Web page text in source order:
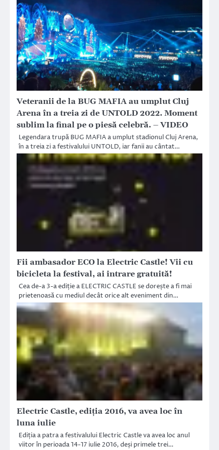
Veteranii de la BUG MAFIA au umplut Cluj
Arena în a treia zi de UNTOLD 2022. Moment
sublim la final pe o piesă celebră. – VIDEO
Legendara trupă BUG MAFIA a umplut stadionul Cluj Arena,
în a treia zi a festivalului UNTOLD, iar fanii au cântat…
Fii ambasador ECO la Electric Castle! Vii cu
bicicleta la festival, ai intrare gratuită!
Cea de-a 3-a ediție a ELECTRIC CASTLE se dorește a fi mai
prietenoasă cu mediul decât orice alt eveniment din…
Electric Castle, ediția 2016, va avea loc în
luna iulie
Ediția a patra a festivalului Electric Castle va avea loc anul
viitor în perioada 14-17 iulie 2016, deși primele trei…